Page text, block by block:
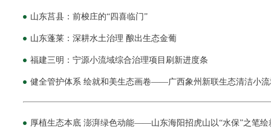
山东莒县：前梭庄的“四喜临门”
山东蓬莱：深耕水土治理 酿出生态金葡
福建三明：宁源小流域综合治理项目刷新进度条
健全管护体系 绘就和美生态画卷——广西象州新联生态清洁小流
厚植生态本底 澎湃绿色动能——山东海阳招虎山以“水保”之笔绘